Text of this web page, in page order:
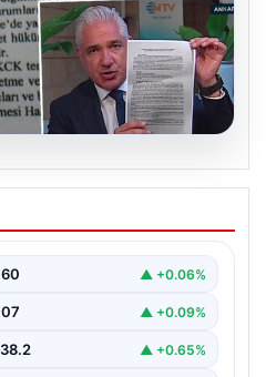
tamamlandı. İşte
teklifi ve
▲ +0.06%
▲ +0.09%
▲ +0.65%